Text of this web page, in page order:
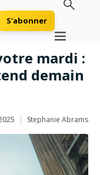
S'abonner
mardi :
demain
Stephanie Abrams